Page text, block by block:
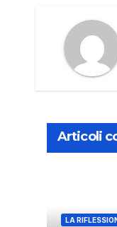
Articoli
LA